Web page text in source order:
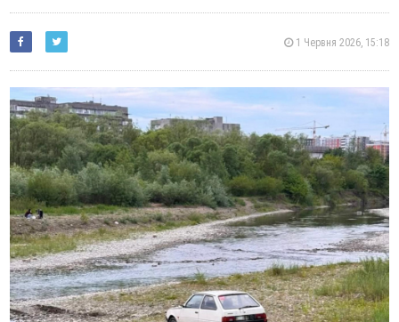
1 Червня 2026, 15:18